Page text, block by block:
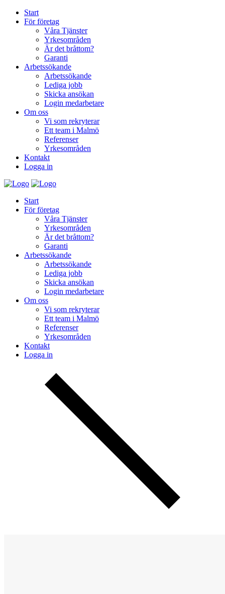
Start
För företag
Våra Tjänster
Yrkesområden
Är det bråttom?
Garanti
Arbetssökande
Arbetssökande
Lediga jobb
Skicka ansökan
Login medarbetare
Om oss
Vi som rekryterar
Ett team i Malmö
Referenser
Yrkesområden
Kontakt
Logga in
Start
För företag
Våra Tjänster
Yrkesområden
Är det bråttom?
Garanti
Arbetssökande
Arbetssökande
Lediga jobb
Skicka ansökan
Login medarbetare
Om oss
Vi som rekryterar
Ett team i Malmö
Referenser
Yrkesområden
Kontakt
Logga in